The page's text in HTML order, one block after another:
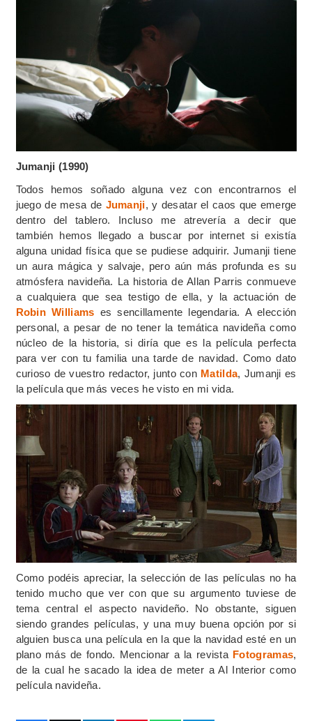
Jumanji (1990)
Todos hemos soñado alguna vez con encontrarnos el
juego de mesa de Jumanji, y desatar el caos que emerge
dentro del tablero. Incluso me atrevería a decir que
también hemos llegado a buscar por internet si existía
alguna unidad física que se pudiese adquirir. Jumanji tiene
un aura mágica y salvaje, pero aún más profunda es su
atmósfera navideña. La historia de Allan Parris conmueve
a cualquiera que sea testigo de ella, y la actuación de
Robin Williams es sencillamente legendaria. A elección
personal, a pesar de no tener la temática navideña como
núcleo de la historia, si diría que es la película perfecta
para ver con tu familia una tarde de navidad. Como dato
curioso de vuestro redactor, junto con Matilda, Jumanji es
la película que más veces he visto en mi vida.
Como podéis apreciar, la selección de las películas no ha
tenido mucho que ver con que su argumento tuviese de
tema central el aspecto navideño. No obstante, siguen
siendo grandes películas, y una muy buena opción por si
alguien busca una película en la que la navidad esté en un
plano más de fondo. Mencionar a la revista Fotogramas,
de la cual he sacado la idea de meter a Al Interior como
película navideña.